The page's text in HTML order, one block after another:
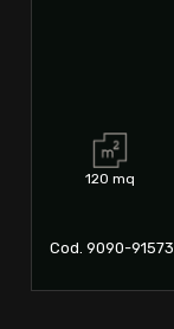
120 mq
Cod. 9090-91573